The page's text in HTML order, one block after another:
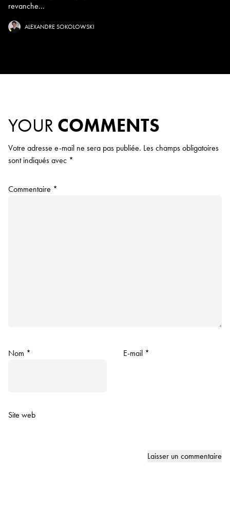
revanche...
ALEXANDRE SOKOLOWSKI
YOUR COMMENTS
Votre adresse e-mail ne sera pas publiée. Les champs obligatoires
sont indiqués avec *
Commentaire *
Nom * E-mail *
Site web